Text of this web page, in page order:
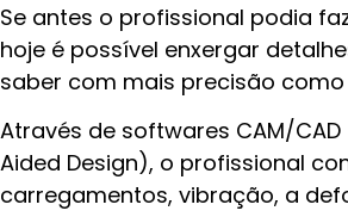
Se antes o profissional podia
hoje é possível enxergar
saber com mais precisão
Através de softwares CAM/
Aided Design), o profissional
carregamentos, vibração, a